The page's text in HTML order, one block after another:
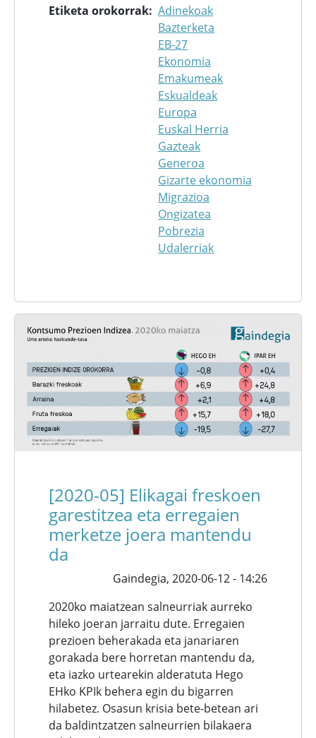
Etiketa orokorrak Adinekoak
Bazterketa
EB-27
Ekonomia
Emakumeak
Eskualdeak
Europa
Euskal Herria
Gazteak
Generoa
Gizarte ekonomia
Migrazioa
Ongizatea
Pobrezia
Udalerriak
[2020-05] Elikagai freskoen
garestitzea eta erregaien
merketze joera mantendu
da
Gaindegia, 2020-06-12 - 14:26
2020ko maiatzean salneurriak aurreko
hileko joeran jarraitu dute. Erregaien
prezioen beherakada eta janariaren
gorakada bere horretan mantendu da,
eta iazko urtearekin alderatuta Hego
EHko KPIk behera egin du bigarren
hilabetez. Osasun krisia bete-betean ari
da baldintzatzen salneurrien bilakaera